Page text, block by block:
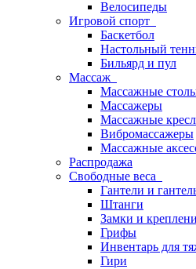
Велосипеды
Игровой спорт
Баскетбол
Настольный
Бильярд и пул
Массаж
Массажные
Массажеры
Массажные
Вибромассажеры
Массажные
Распродажа
Свободные веса
Гантели и
Штанги
Замки и
Грифы
Инвентарь для
Гири